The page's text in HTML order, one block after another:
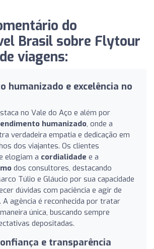
do
Brasil sobre Flytour
viagens:
humanizado e excelência no
no Vale do Aço e além por
humanizado, onde a
verdadeira empatia e dedicação em
dos viajantes. Os clientes
elogiam a cordialidade e a
dos consultores, destacando
Túlio e Gláucio por sua capacidade
dúvidas com paciência e agir de
agência é reconhecida por tratar
única, buscando sempre
depositadas.
e transparência